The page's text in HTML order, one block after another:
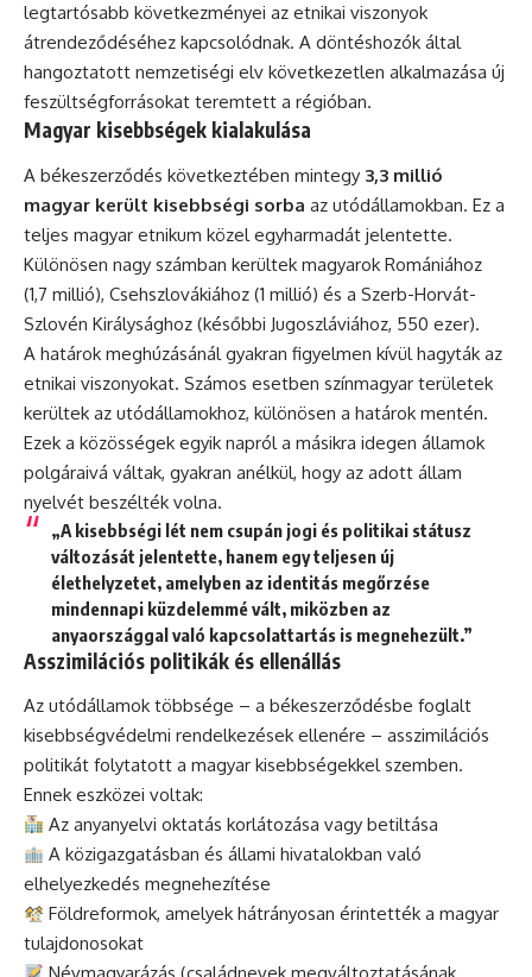
legtartósabb következményei az etnikai viszonyok
átrendeződéséhez kapcsolódnak. A döntéshozók által
hangoztatott nemzetiségi elv következetlen alkalmazása új
feszültségforrásokat teremtett a régióban.
Magyar kisebbségek kialakulása
A békeszerződés következtében mintegy 3,3 millió
magyar került kisebbségi sorba az utódállamokban. Ez a
teljes magyar etnikum közel egyharmadát jelentette.
Különösen nagy számban kerültek magyarok Romániához
(1,7 millió), Csehszlovákiához (1 millió) és a Szerb-Horvát-
Szlovén Királysághoz (későbbi Jugoszláviához, 550 ezer).
A határok meghúzásánál gyakran figyelmen kívül hagyták az
etnikai viszonyokat. Számos esetben színmagyar területek
kerültek az utódállamokhoz, különösen a határok mentén.
Ezek a közösségek egyik napról a másikra idegen államok
polgáraivá váltak, gyakran anélkül, hogy az adott állam
nyelvét beszélték volna.
„A kisebbségi lét nem csupán jogi és politikai státusz
változását jelentette, hanem egy teljesen új
élethelyzetet, amelyben az identitás megőrzése
mindennapi küzdelemmé vált, miközben az
anyaországgal való kapcsolattartás is megnehezült.”
Asszimilációs politikák és ellenállás
Az utódállamok többsége – a békeszerződésbe foglalt
kisebbségvédelmi rendelkezések ellenére – asszimilációs
politikát folytatott a magyar kisebbségekkel szemben.
Ennek eszközei voltak:
Az anyanyelvi oktatás korlátozása vagy betiltása
A közigazgatásban és állami hivatalokban való
elhelyezkedés megnehezítése
Földreformok, amelyek hátrányosan érintették a magyar
tulajdonosokat